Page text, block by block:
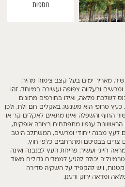
נוספות
מאריך ימים בעל קצב צימוח מהיר.
ובעלווה צפופה ועשירה במיוחד. זהו
לשלכת מלאה, ואילו בחורפים מתונים
טרופי הוא משגשג באקלים חם ולח, ולכן
החוף והשפלה ואינו מתאים לאקלים קר או
הראשונות ענפיו מתפתחים בצורה אופקית,
מבנה ייחודי ומרשים, המשתלב היטב
צרים בבסיסם ומתרחבים כלפי חוץ,
חיוני ועשיר. פריחת העץ לבנבנה ואינה
יכולה להגיע לממדים גדולים מאוד
קטנות, ויש להקפיד על השקיה סדירה
ומראה ירוק ורענן.